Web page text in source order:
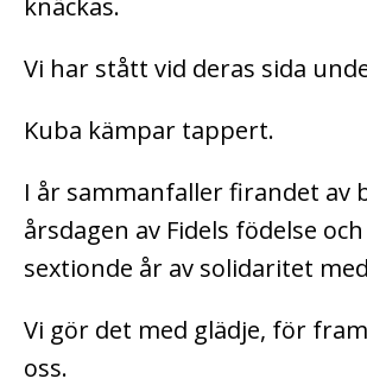
Vi har stått vid deras sida
Kuba kämpar tappert.
I år sammanfaller firandet av
årsdagen av Fidels födelse
sextionde år av solidaritet
Vi gör det med glädje, för
oss.